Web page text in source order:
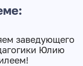
заведующего
Юлию